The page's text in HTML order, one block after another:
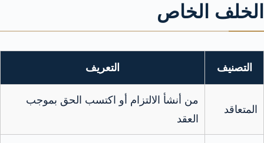
الخلف الخاص
التصنيف التعريف
المتعاقد
من أنشأ الالتزام أو اكتسب الحق بموجب
العقد